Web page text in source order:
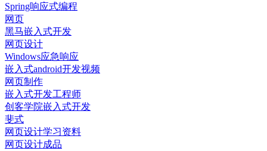
Spring响应式编程
网页
黑马嵌入式开发
网页设计
Windows应急响应
嵌入式android开发视频
网页制作
嵌入式开发工程师
创客学院嵌入式开发
斐式
网页设计学习资料
网页设计成品